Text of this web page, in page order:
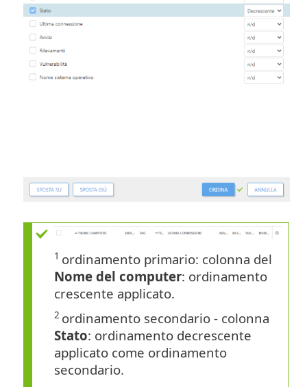
1 ordinamento primario: colonna del
Nome del computer: ordinamento
crescente applicato.
2 ordinamento secondario - colonna
Stato: ordinamento decrescente
applicato come ordinamento
secondario.